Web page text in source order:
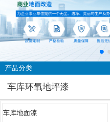
产品分类
车库环氧地坪漆
车库地面漆